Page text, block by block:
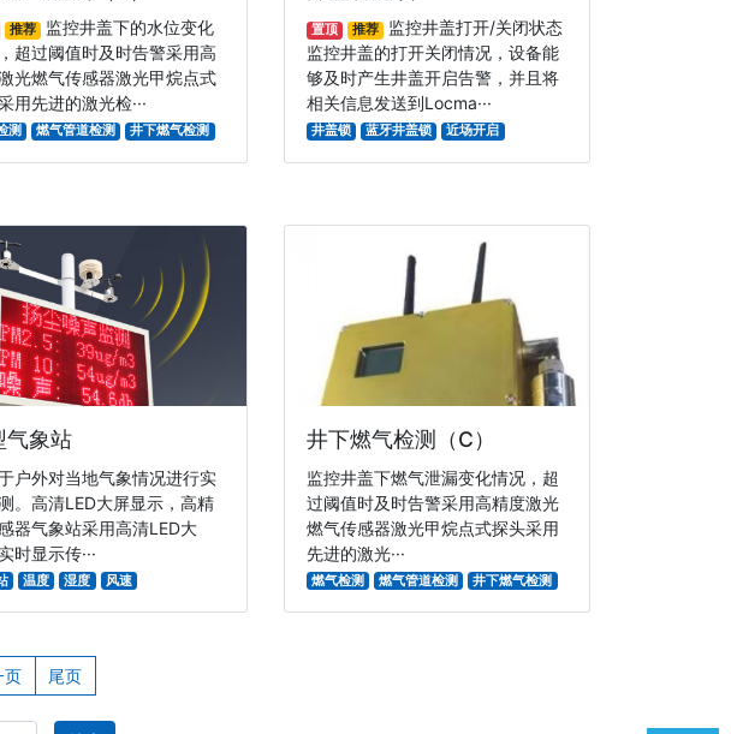
推荐
监控井盖下的水位变化
超过阈值时及时告警采用高
光燃气传感器激光甲烷点式
用先进的激光检···
测 燃气管道检测 井下燃气检测
置顶 推荐
监控井盖打开/关闭状态
监控井盖的打开关闭情况，设备能
够及时产生井盖开启告警，并且将
相关信息发送到Locma···
井盖锁 蓝牙井盖锁 近场开启
气象站
户外对当地气象情况进行实
。高清LED大屏显示，高精
器气象站采用高清LED大
时显示传···
温度 湿度 风速
井下燃气检测（C）
监控井盖下燃气泄漏变化情况，超
过阈值时及时告警采用高精度激光
燃气传感器激光甲烷点式探头采用
先进的激光···
燃气检测 燃气管道检测 井下燃气检测
页 尾页